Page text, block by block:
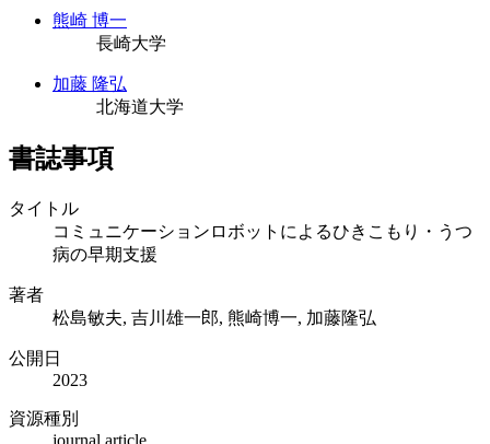
熊崎 博一
長崎大学
加藤 隆弘
北海道大学
書誌事項
タイトル
コミュニケーションロボットによるひきこもり・うつ
病の早期支援
著者
松島敏夫, 吉川雄一郎, 熊崎博一, 加藤隆弘
公開日
2023
資源種別
journal article